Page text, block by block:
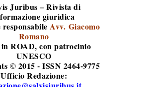
Juribus – Rivista di
giuridica
Avv. Giacomo
Romano
ROAD, con patrocinio
UNESCO
© 2015 - ISSN 2464-9775
Ufficio Redazione: